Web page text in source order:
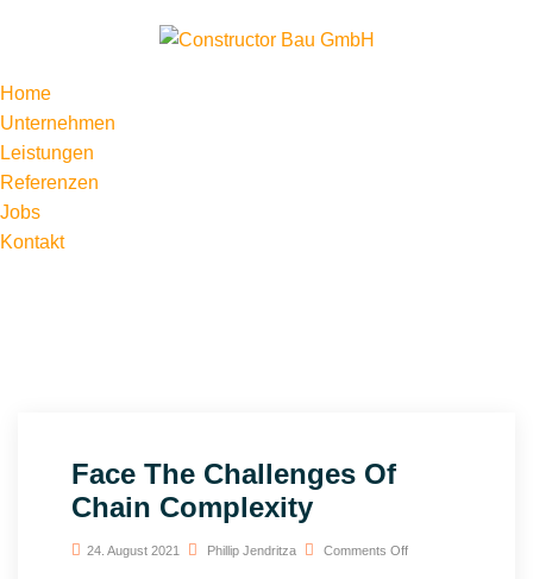
Home
Unternehmen
Leistungen
Referenzen
Jobs
Kontakt
Face The Challenges Of
Chain Complexity
24. August 2021 Phillip Jendritza Comments Off